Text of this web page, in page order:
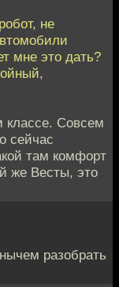
не
мне это дать?
Совсем
сейчас
там комфорт
же Весты, это
разобрать